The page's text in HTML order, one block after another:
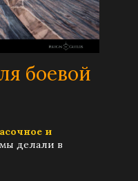
боевой
и
делали в